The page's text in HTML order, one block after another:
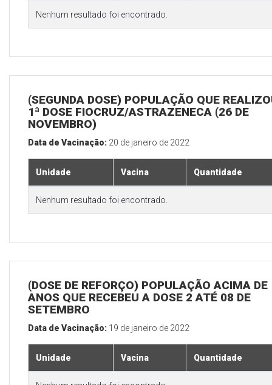
Nenhum resultado foi encontrado.
(SEGUNDA DOSE) POPULAÇÃO QUE
1ª DOSE FIOCRUZ/ASTRAZENECA (26 DE
NOVEMBRO)
Data de Vacinação: 20 de janeiro de 2022
Unidade Vacina Quantidade
Nenhum resultado foi encontrado.
(DOSE DE REFORÇO) POPULAÇÃO ACIMA DE
ANOS QUE RECEBEU A DOSE 2 ATÉ 08 DE
SETEMBRO
Data de Vacinação: 19 de janeiro de 2022
Unidade Vacina Quantidade